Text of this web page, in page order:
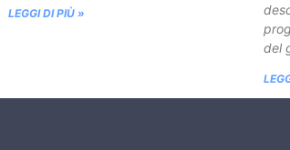
LEGGI DI PIÙ »
del